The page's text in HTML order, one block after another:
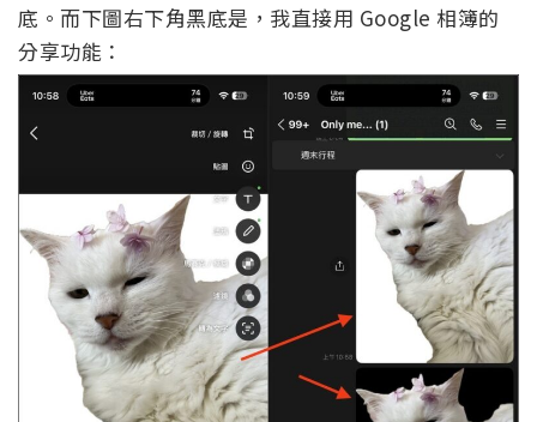
底。而下圖右下角黑底是，我直接用 Google 相簿的
分享功能：